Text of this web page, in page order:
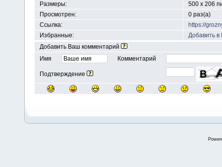
Размеры:
500 x 206
Просмотрен:
0 раз(а)
Ссылка:
https://
Избранные:
Добавить
Добавить Ваш комментарий
Имя
Комментарий
Подтверждение